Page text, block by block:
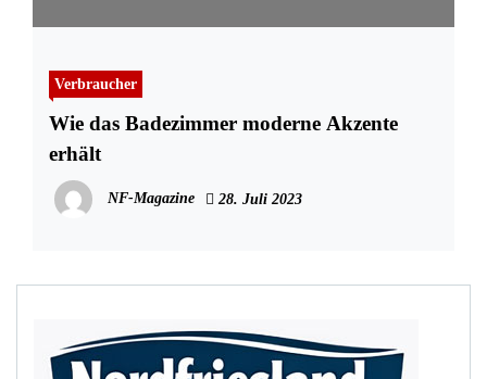
Verbraucher
Wie das Badezimmer moderne Akzente
erhält
NF-Magazine 28. Juli 2023